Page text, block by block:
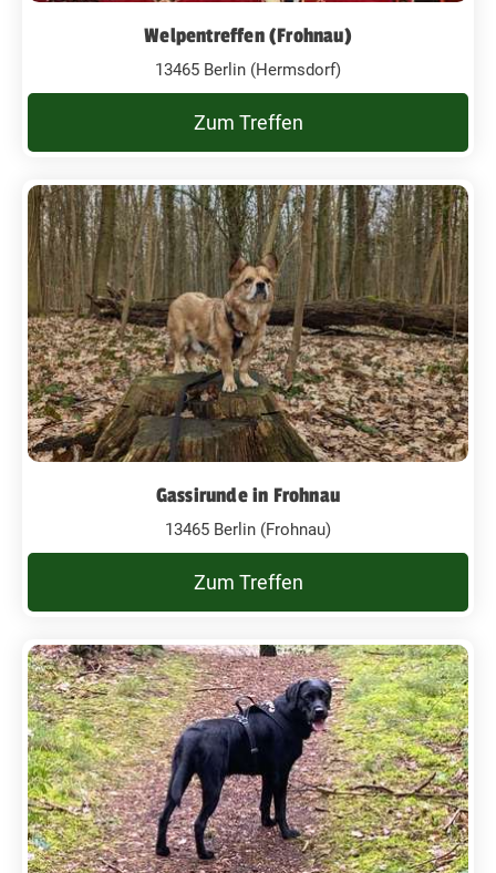
Welpentreffen (Frohnau)
13465 Berlin (Hermsdorf)
Zum Treffen
Gassirunde in Frohnau
13465 Berlin (Frohnau)
Zum Treffen